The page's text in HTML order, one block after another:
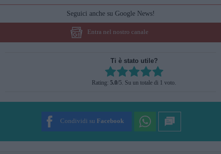
Seguici anche su Google News!
Entra nel nostro canale
Ti è stato utile?
Rate this item:
SUBMIT RATING
Rating: 5.0/5. Su un totale di 1 voto.
Condividi su Facebook